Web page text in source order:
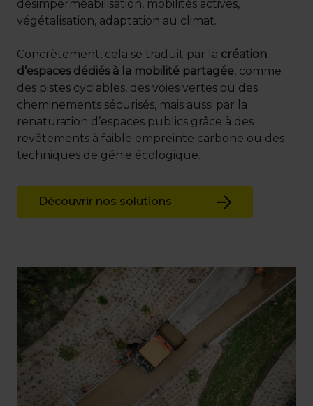
désimperméabilisation, mobilités actives,
végétalisation, adaptation au climat.
Concrètement, cela se traduit par la création
d’espaces dédiés à la mobilité partagée, comme
des pistes cyclables, des voies vertes ou des
cheminements sécurisés, mais aussi par la
renaturation d’espaces publics grâce à des
revêtements à faible empreinte carbone ou des
techniques de génie écologique.
Découvrir nos solutions